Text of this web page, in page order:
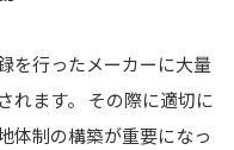
を行ったメーカーに大量
れます。 その際に適切に
体制の構築が重要になっ